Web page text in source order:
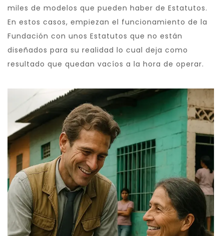
miles de modelos que pueden haber de Estatutos.
En estos casos, empiezan el funcionamiento de la
Fundación con unos Estatutos que no están
diseñados para su realidad lo cual deja como
resultado que quedan vacíos a la hora de operar.